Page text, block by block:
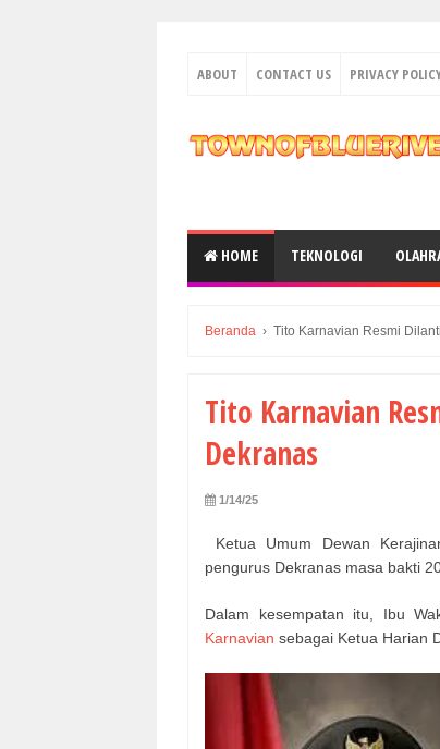
ABOUT CONTACT US PRIVACY
HOME TEKNOLOGI
Beranda › Tito Karnavian Resmi
Tito Karnavian
Dekranas
1/14/25
Ketua Umum Dewan
pengurus Dekranas masa bakti
Dalam kesempatan itu, Ibu
Karnavian sebagai Ketua Harian